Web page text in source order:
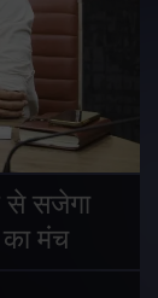
से सजेगा
का मंच